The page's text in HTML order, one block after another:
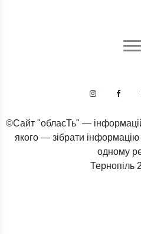
©Сайт "обласТь" —
якого — зібрати інформацію
одному
Тернопіль